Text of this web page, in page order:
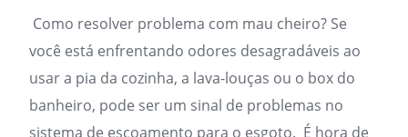
Como resolver problema com mau cheiro? Se
você está enfrentando odores desagradáveis ao
usar a pia da cozinha, a lava-louças ou o box do
banheiro, pode ser um sinal de problemas no
sistema de escoamento para o esgoto. É hora de